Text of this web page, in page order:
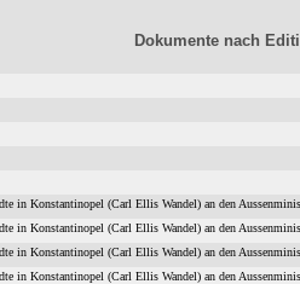
Dokumente nach Edit
in Konstantinopel (Carl Ellis Wandel) an den
in Konstantinopel (Carl Ellis Wandel) an den
in Konstantinopel (Carl Ellis Wandel) an den
in Konstantinopel (Carl Ellis Wandel) an den